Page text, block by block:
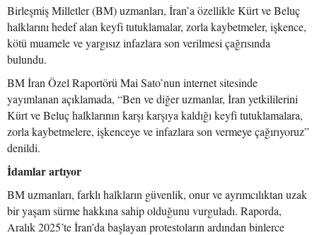
Birleşmiş Milletler (BM) uzmanları, İran’a özellikle Kürt ve Beluç
halklarını hedef alan keyfi tutuklamalar, zorla kaybetmeler, işkence,
kötü muamele ve yargısız infazlara son verilmesi çağrısında
bulundu.
BM İran Özel Raportörü Mai Sato’nun internet sitesinde
yayımlanan açıklamada, “Ben ve diğer uzmanlar, İran yetkililerini
Kürt ve Beluç halklarının karşı karşıya kaldığı keyfi tutuklamalara,
zorla kaybetmelere, işkenceye ve infazlara son vermeye çağırıyoruz”
denildi.
İdamlar artıyor
BM uzmanları, farklı halkların güvenlik, onur ve ayrımcılıktan uzak
bir yaşam sürme hakkına sahip olduğunu vurguladı. Raporda,
Aralık 2025’te İran’da başlayan protestoların ardından binlerce